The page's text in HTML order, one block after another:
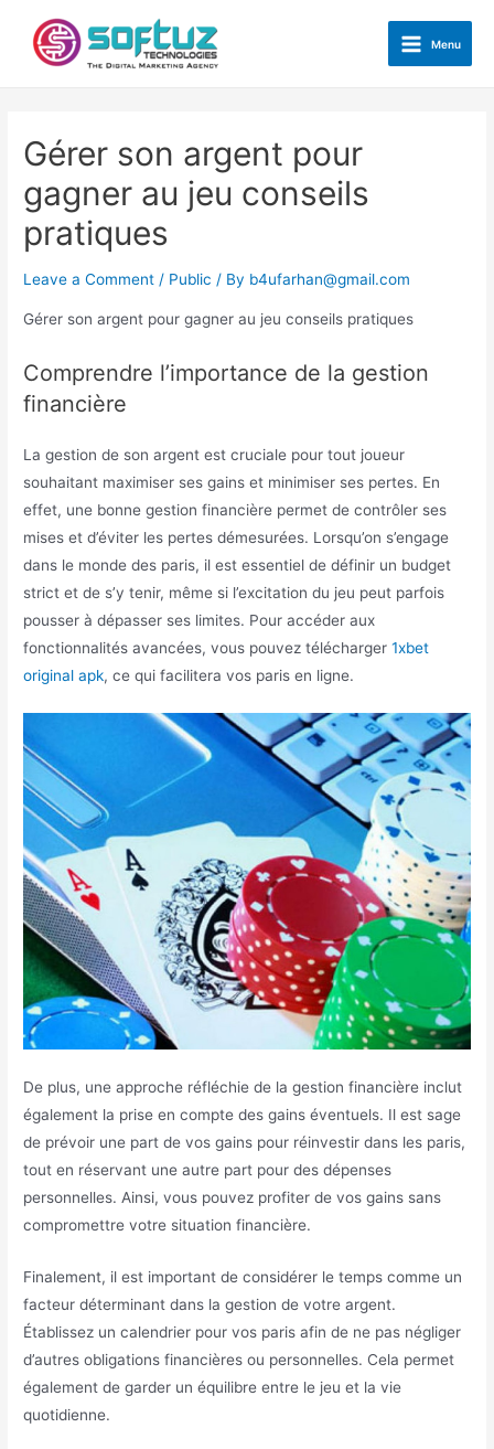
content
Main
Menu
Gérer son argent pour
gagner au jeu conseils
pratiques
Leave a Comment / Public / By b4ufarhan@gmail.com
Gérer son argent pour gagner au jeu conseils pratiques
Comprendre l’importance de la gestion
financière
La gestion de son argent est cruciale pour tout joueur
souhaitant maximiser ses gains et minimiser ses pertes. En
effet, une bonne gestion financière permet de contrôler ses
mises et d’éviter les pertes démesurées. Lorsqu’on s’engage
dans le monde des paris, il est essentiel de définir un budget
strict et de s’y tenir, même si l’excitation du jeu peut parfois
pousser à dépasser ses limites. Pour accéder aux
fonctionnalités avancées, vous pouvez télécharger1xbet
original apk, ce qui facilitera vos paris en ligne.
De plus, une approche réfléchie de la gestion financière inclut
également la prise en compte des gains éventuels. Il est sage
de prévoir une part de vos gains pour réinvestir dans les paris,
tout en réservant une autre part pour des dépenses
personnelles. Ainsi, vous pouvez profiter de vos gains sans
compromettre votre situation financière.
Finalement, il est important de considérer le temps comme un
facteur déterminant dans la gestion de votre argent.
Établissez un calendrier pour vos paris afin de ne pas négliger
d’autres obligations financières ou personnelles. Cela permet
également de garder un équilibre entre le jeu et la vie
quotidienne.